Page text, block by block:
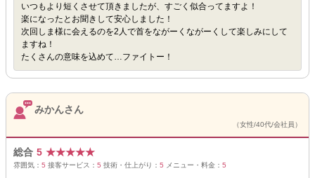
いつもより短くさせて頂きましたが、すごく似合ってますよ！
楽になったとお聞きして安心しました！
次回しま様に会えるのを2人で首をながーくながーくして楽しみにして
ますね！
たくさんの意味を込めて…ファイトー！
みかんさん
（女性/40代/会社員）
総合 5 ★★★★★
雰囲気： 5 接客サービス： 5 技術・仕上がり： 5 メニュー・料金： 5